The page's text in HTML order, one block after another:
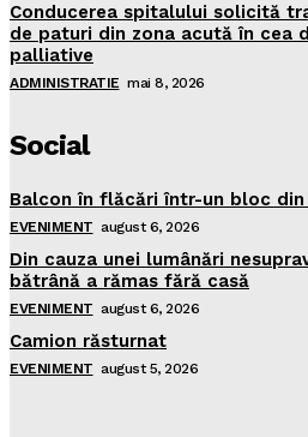
Conducerea spitalului solicită
de paturi din zona acută în cea
palliative
ADMINISTRATIE mai 8, 2026
Social
Balcon în flăcări într-un bloc din
EVENIMENT august 6, 2026
Din cauza unei lumânări
bătrână a rămas fără casă
EVENIMENT august 6, 2026
Camion răsturnat
EVENIMENT august 5, 2026